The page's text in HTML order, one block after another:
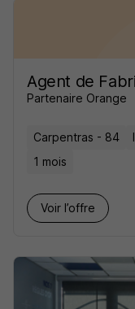
Agent de
Partenaire Orange
Carpentras - 84
1 mois
Voir l’offre